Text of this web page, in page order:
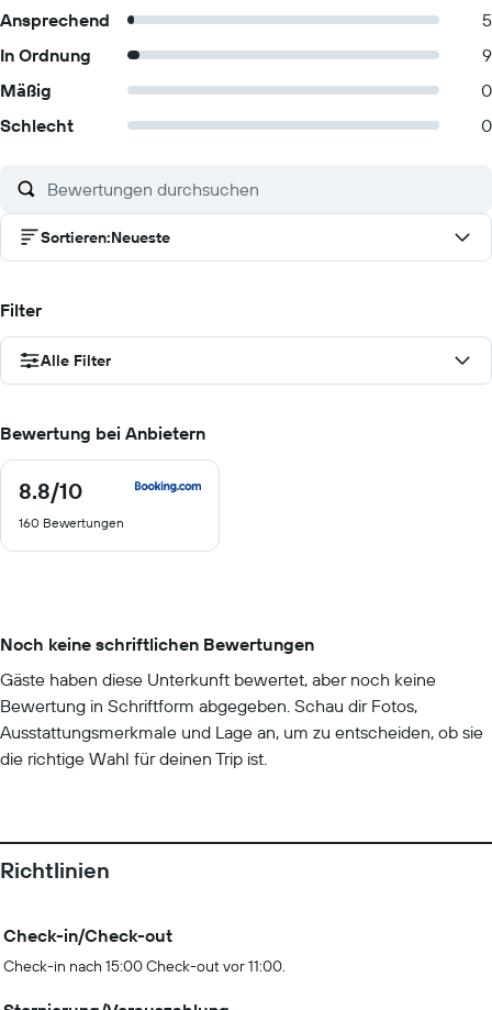
Ansprechend
5
In Ordnung
9
Mäßig
0
Schlecht
0
Sortieren:Neueste
Filter
Alle Filter
Bewertung bei Anbietern
8.8/10
8.8
10
160 Bewertungen
Noch keine schriftlichen Bewertungen
Gäste haben diese Unterkunft bewertet, aber noch keine
Bewertung in Schriftform abgegeben. Schau dir Fotos,
Ausstattungsmerkmale und Lage an, um zu entscheiden, ob sie
die richtige Wahl für deinen Trip ist.
Richtlinien
Check-in/Check-out
Check-in nach 15:00 Check-out vor 11:00.